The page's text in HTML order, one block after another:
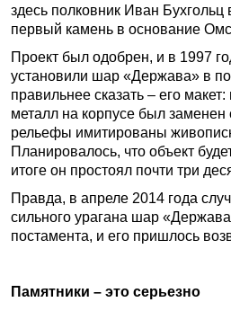
здесь полковник Иван Бухгольц
первый камень в основание
Проект был одобрен, и в 1997
установили шар «Держава» в
правильнее сказать – его
металл на корпусе был заменен
рельефы имитированы
Планировалось, что объект
итоге он простоял почти три
Правда, в апреле 2014 года
сильного урагана шар
постамента, и его пришлось
Памятники – это серьезно